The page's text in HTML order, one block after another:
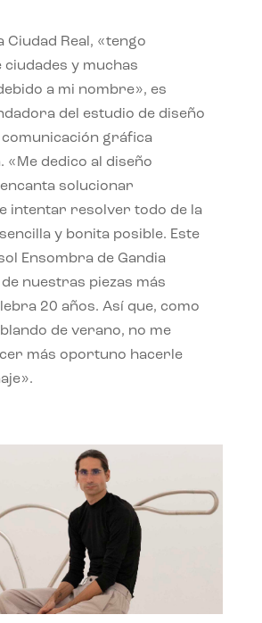
Ciudad Real, «tengo
ciudades y muchas
a mi nombre», es
del estudio de diseño
gráfica
«Me dedico al diseño
solucionar
intentar resolver todo de la
y bonita posible. Este
Ensombra de Gandia
de nuestras piezas más
20 años. Así que, como
de verano, no me
más oportuno hacerle